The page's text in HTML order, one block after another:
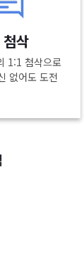
삭
1:1 첨삭으로
없어도 도전